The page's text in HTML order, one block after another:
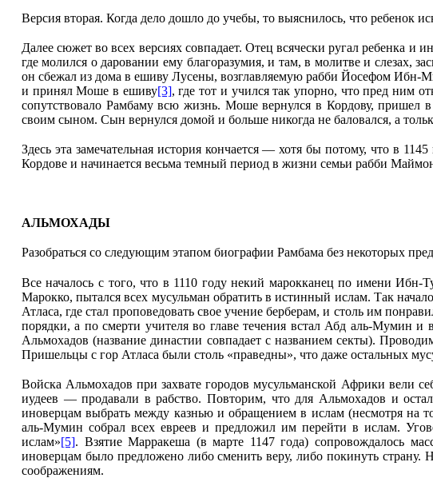
Версия вторая. Когда дело дошло до учебы, то выяснилось, что ребенок
Далее сюжет во всех версиях совпадает. Отец всячески ругал ребенка
где молился о даровании ему благоразумия, и там, в молитве и слезах,
он сбежал из дома в ешиву Лусены, возглавляемую рабби Йосефом
и принял Моше в ешиву[3], где тот и учился так упорно, что пред ним
сопутствовало Рамбаму всю жизнь. Моше вернулся в Кордову, пришел
своим сыном. Сын вернулся домой и больше никогда не баловался, а
Здесь эта замечательная история кончается — хотя бы потому, что в
Кордове и начинается весьма темный период в жизни семьи рабби
AЛЬМОХАДЫ
Разобраться со следующим этапом биографии Рамбама без некоторых
Все началось с того, что в 1110 году некий марокканец по имени Ибн-
Марокко, пытался всех мусульман обратить в истинный ислам. Так
Атласа, где стал проповедовать свое учение берберам, и столь им
порядки, а по смерти учителя во главе течения встал Абд аль-Мумин
Альмохадов (название династии совпадает с названием секты).
Пришельцы с гор Атласа были столь «праведны», что даже остальных
Войска Альмохадов при захвате городов мусульманской Африки вели
иудеев — продавали в рабство. Повторим, что для Альмохадов и
иноверцам выбрать между казнью и обращением в ислам (несмотря на
аль-Мумин собрал всех евреев и предложил им перейти в ислам.
ислам»[5]. Взятие Марракеша (в марте 1147 года) сопровождалось
иноверцам было предложено либо сменить веру, либо покинуть
соображениям.